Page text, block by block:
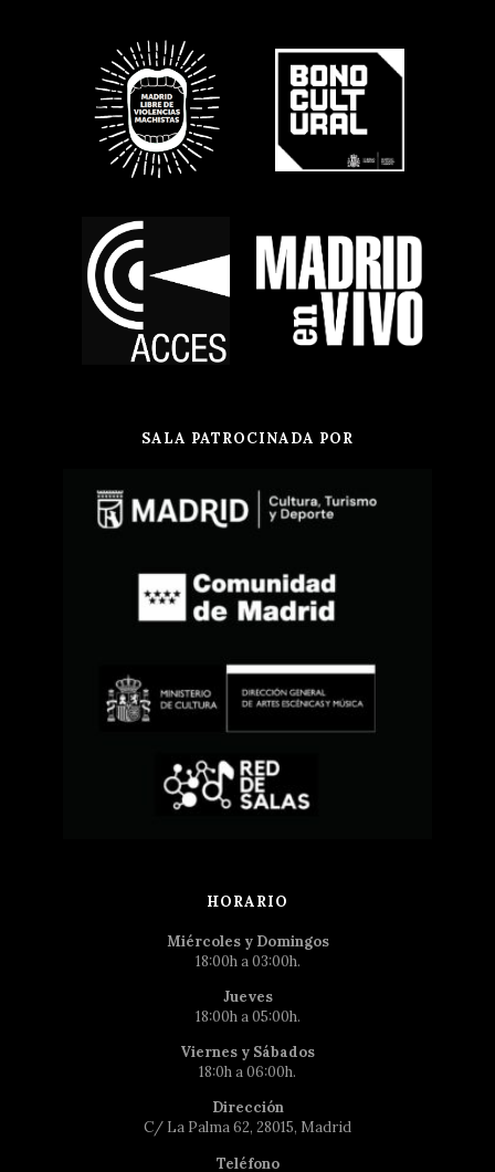
SALA PATROCINADA POR
HORARIO
Miércoles y Domingos
18:00h a 03:00h.
Jueves
18:00h a 05:00h.
Viernes y Sábados
18:0h a 06:00h.
Dirección
C/ La Palma 62, 28015, Madrid
Teléfono